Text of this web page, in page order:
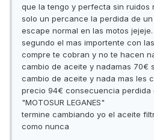
que la tengo y perfecta sin ruidos
solo un percance la perdida de
escape normal en las motos
segundo el mas importente con
compre te cobran y no te hacen
cambio de aceite y nadamas 70€
cambio de aceite y nada mas les
precio 94€ consecuencia perdida
"MOTOSUR LEGANES"
termine cambiando yo el aceite
como nunca